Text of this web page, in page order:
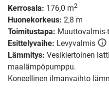
Kerrosala: 176,0 m2
Huonekorkeus: 2,8 m
Toimitustapa:
Esittelyvaihe: Levyvalmis
Lämmitys: Vesikiertoinen
maalämpöpumppu.
Koneellinen ilmanvaihto